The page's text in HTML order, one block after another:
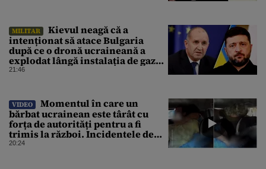
MILITAR
Kievul neagă că a
intenționat să atace Bulgaria
după ce o dronă ucraineană a
explodat lângă instalația de gaz
de la granița României
21:46
VIDEO
Momentul în care un
bărbat ucrainean este târât cu
forța de autorități pentru a fi
trimis la război. Incidentele de
acest fel sunt tot mai dese
20:24